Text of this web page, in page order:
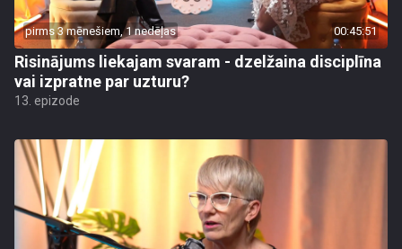
pirms 3 mēnešiem, 1 nedēļas 00:45:51
Risinājums liekajam svaram - dzelžaina disciplīna
vai izpratne par uzturu?
13. epizode